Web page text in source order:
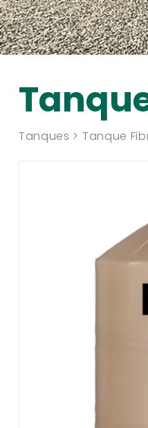
Tanques > Tanque